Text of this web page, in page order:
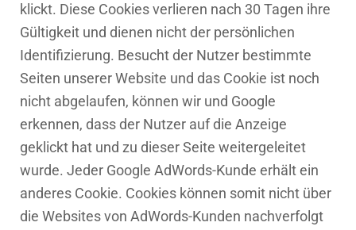
klickt. Diese Cookies verlieren nach 30 Tagen ihre
Gültigkeit und dienen nicht der persönlichen
Identifizierung. Besucht der Nutzer bestimmte
Seiten unserer Website und das Cookie ist noch
nicht abgelaufen, können wir und Google
erkennen, dass der Nutzer auf die Anzeige
geklickt hat und zu dieser Seite weitergeleitet
wurde. Jeder Google AdWords-Kunde erhält ein
anderes Cookie. Cookies können somit nicht über
die Websites von AdWords-Kunden nachverfolgt